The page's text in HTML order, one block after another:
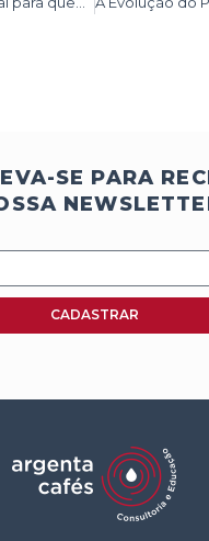
SE PARA
CADASTRAR